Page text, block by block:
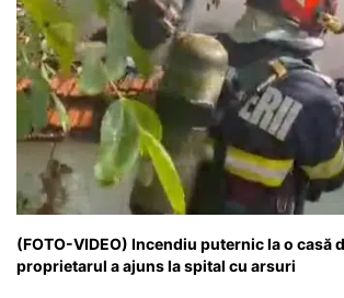
(FOTO-VIDEO) Incendiu puternic la o casă
proprietarul a ajuns la spital cu arsuri